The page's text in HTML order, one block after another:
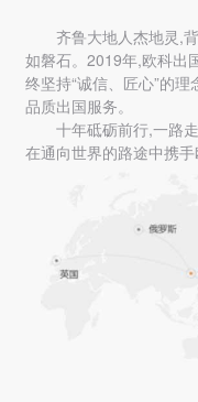
齐鲁大地人杰地灵,
如磐石。2019年,欧科出
终坚持“诚信、匠心”的
品质出国服务。
十年砥砺前行,一路
在通向世界的路途中携手